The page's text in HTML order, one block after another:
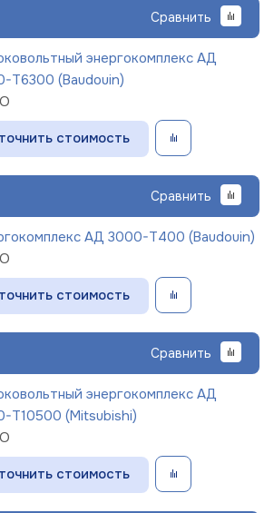
Сравнить
энергокомплекс АД
Т6300 (Baudouin)
стоимость
Сравнить
АД 3000-Т400 (Baudouin)
стоимость
Сравнить
энергокомплекс АД
Т10500 (Mitsubishi)
стоимость